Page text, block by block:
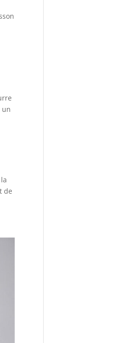
un
de